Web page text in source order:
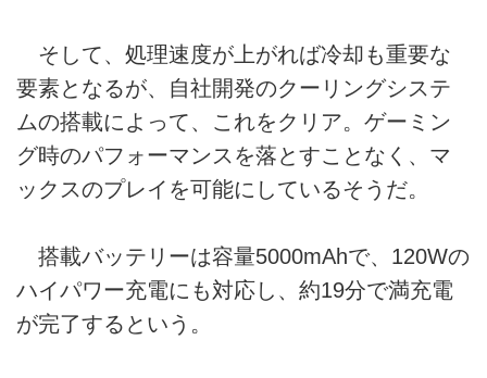
そして、処理速度が上がれば冷却も重要な
要素となるが、自社開発のクーリングシステ
ムの搭載によって、これをクリア。ゲーミン
グ時のパフォーマンスを落とすことなく、マ
ックスのプレイを可能にしているそうだ。
搭載バッテリーは容量5000mAhで、120Wの
ハイパワー充電にも対応し、約19分で満充電
が完了するという。